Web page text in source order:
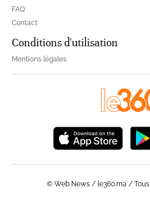
FAQ
Contact
Conditions d'utilisation
Mentions légales
© Web News / le360.ma / Tous